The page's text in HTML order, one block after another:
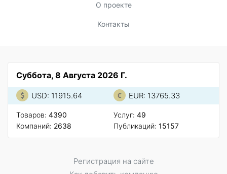
О проекте
Контакты
Суббота, 8 Августа 2026 Г.
USD: 11915.64 EUR: 13765.33
Товаров: 4390
Компаний: 2638
Услуг: 49
Публикаций: 15157
Регистрация на сайте